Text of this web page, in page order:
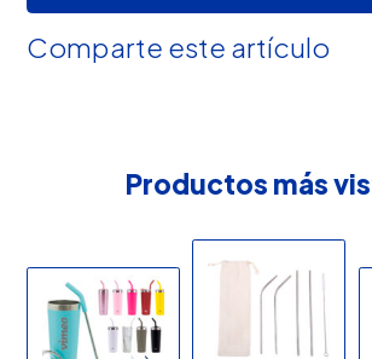
Comparte este artículo
Productos más